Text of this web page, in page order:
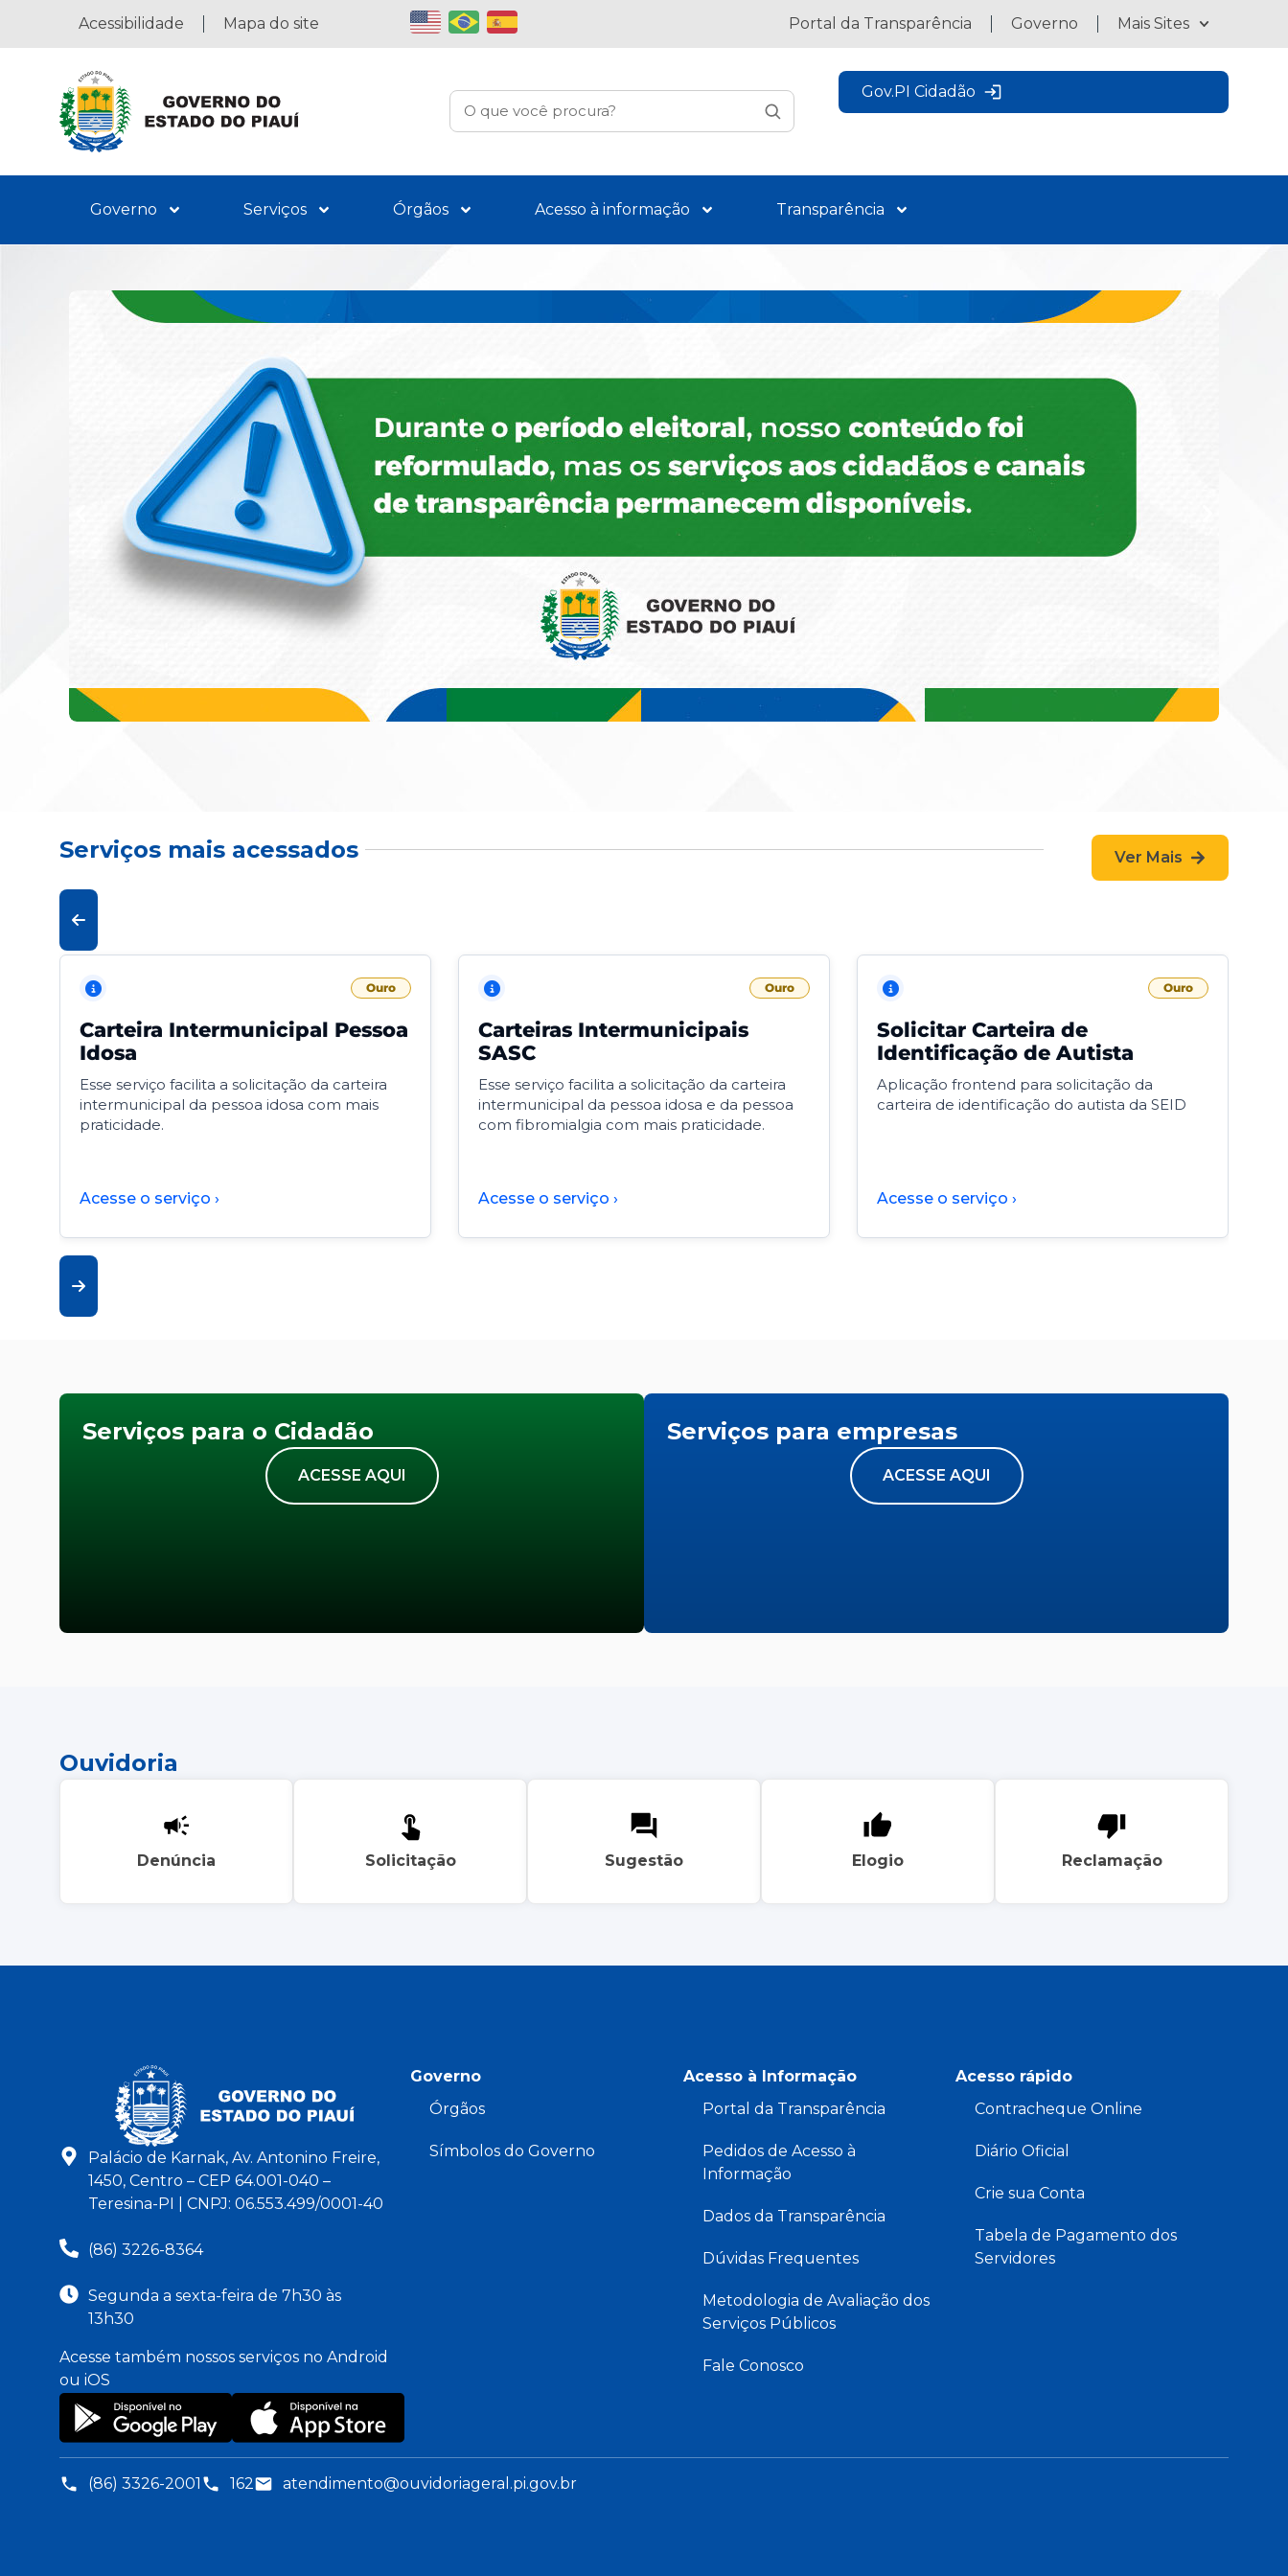
Acessibilidade Mapa do site Portal da Transparência Governo Mais Sites
Gov.PI Cidadão
Governo Serviços Órgãos Acesso à informação Transparência
Serviços mais acessados Ver Mais
Ouro
Carteira Intermunicipal Pessoa
Idosa
Esse serviço facilita a solicitação da carteira
intermunicipal da pessoa idosa com mais
praticidade.
Acesse o serviço ›
Ouro
Carteiras Intermunicipais
SASC
Esse serviço facilita a solicitação da carteira
intermunicipal da pessoa idosa e da pessoa
com fibromialgia com mais praticidade.
Acesse o serviço ›
Ouro
Solicitar Carteira de
Identificação de Autista
Aplicação frontend para solicitação da
carteira de identificação do autista da SEID
Acesse o serviço ›
Serviços para o Cidadão
ACESSE AQUI
Serviços para empresas
ACESSE AQUI
Ouvidoria
Denúncia Solicitação Sugestão Elogio Reclamação
Palácio de Karnak, Av. Antonino Freire,
1450, Centro – CEP 64.001-040 –
Teresina-PI | CNPJ: 06.553.499/0001-40
(86) 3226-8364
Segunda a sexta-feira de 7h30 às
13h30
Acesse também nossos serviços no Android
ou iOS
Governo
Órgãos
Símbolos do Governo
Acesso à Informação
Portal da Transparência
Pedidos de Acesso à
Informação
Dados da Transparência
Dúvidas Frequentes
Metodologia de Avaliação dos
Serviços Públicos
Fale Conosco
Acesso rápido
Contracheque Online
Diário Oficial
Crie sua Conta
Tabela de Pagamento dos
Servidores
(86) 3326-2001 162 atendimento@ouvidoriageral.pi.gov.br